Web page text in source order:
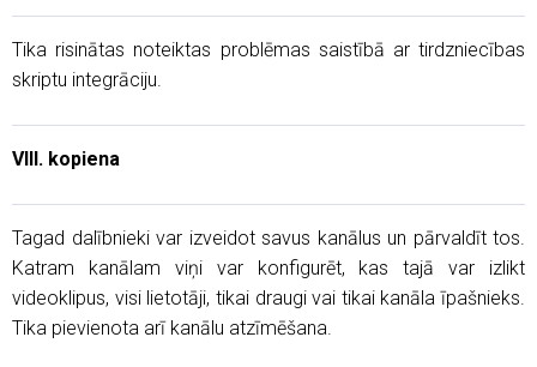
Tika risinātas noteiktas problēmas saistībā ar tirdzniecības
skriptu integrāciju.
VIII. kopiena
Tagad dalībnieki var izveidot savus kanālus un pārvaldīt tos.
Katram kanālam viņi var konfigurēt, kas tajā var izlikt
videoklipus, visi lietotāji, tikai draugi vai tikai kanāla īpašnieks.
Tika pievienota arī kanālu atzīmēšana.